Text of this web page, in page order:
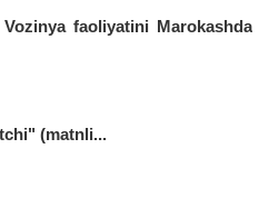
faoliyatini Marokashda
(matnli...